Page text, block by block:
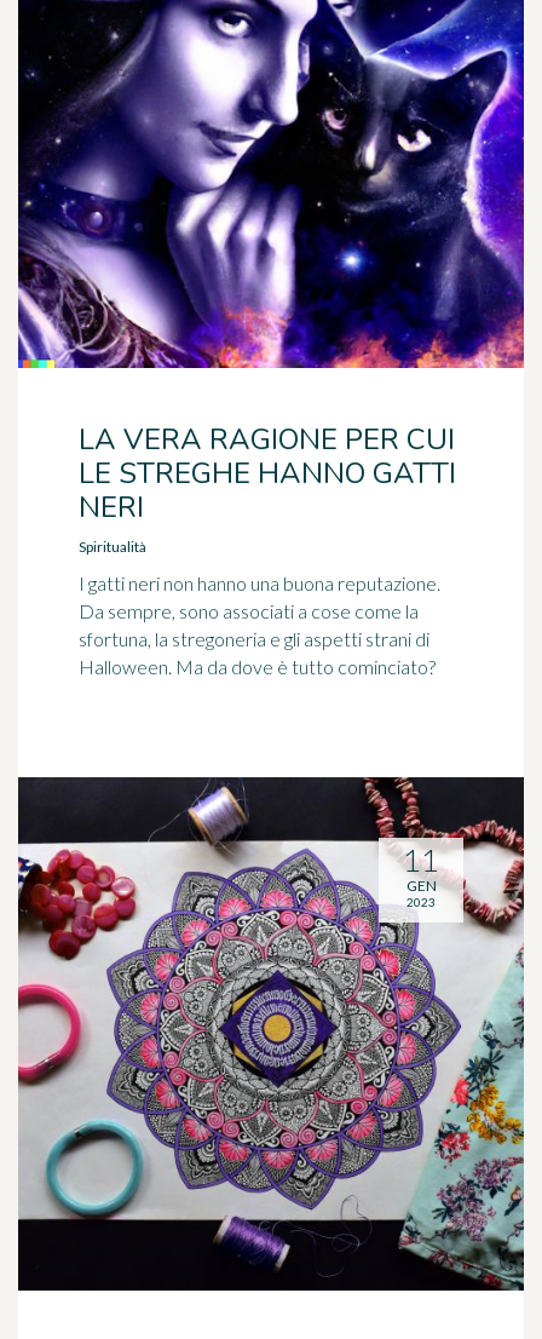
LA VERA RAGIONE PER CUI
LE STREGHE HANNO GATTI
NERI
Spiritualità
I gatti neri non hanno una buona reputazione.
Da sempre, sono associati a cose come la
sfortuna, la stregoneria e gli aspetti strani di
Halloween. Ma da dove è tutto cominciato?
11
GEN
2023